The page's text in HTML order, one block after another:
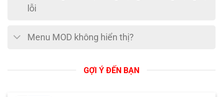
lỗi
Menu MOD không hiển thị?
GỢI Ý ĐẾN BẠN